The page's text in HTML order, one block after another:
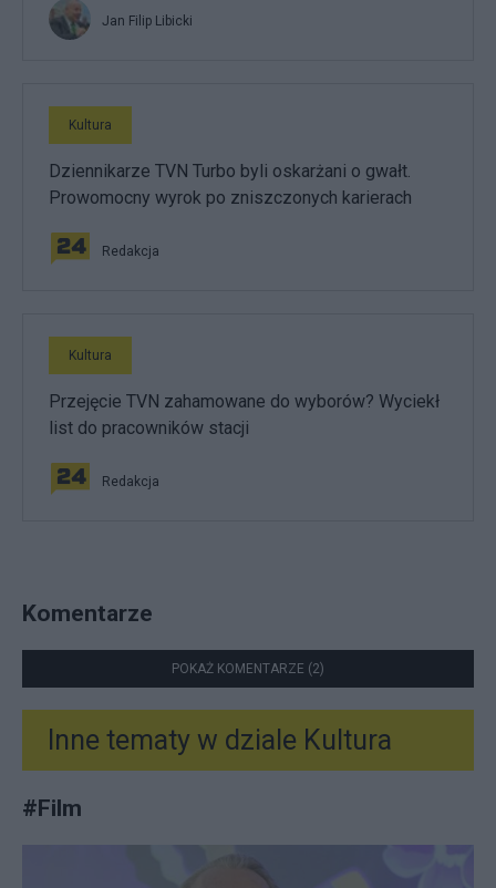
Jan Filip Libicki
Kultura
Dziennikarze TVN Turbo byli oskarżani o gwałt.
Prowomocny wyrok po zniszczonych karierach
Redakcja
Kultura
Przejęcie TVN zahamowane do wyborów? Wyciekł
list do pracowników stacji
Redakcja
Komentarze
POKAŻ KOMENTARZE (2)
Inne tematy w dziale Kultura
#Film